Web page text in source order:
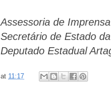
Assessoria de Imprensa
Secretário de Estado
Deputado Estadual
at 11:17